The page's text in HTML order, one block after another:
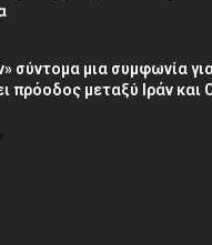
σύντομα μια συμφωνία
πρόοδος μεταξύ Ιράν και